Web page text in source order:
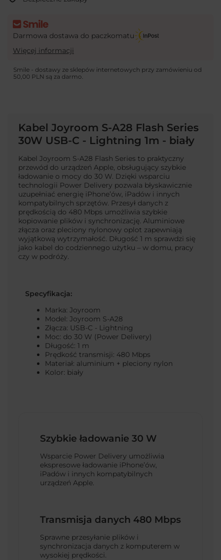
Darmowa dostawa do paczkomatu
Więcej informacji
Smile - dostawy ze sklepów internetowych przy zamówieniu od
50,00 PLN są za darmo.
Kabel Joyroom S-A28 Flash Series
30W USB-C - Lightning 1m - biały
Kabel Joyroom S-A28 Flash Series to praktyczny
przewód do urządzeń Apple, obsługujący szybkie
ładowanie o mocy do 30 W. Dzięki wsparciu
technologii Power Delivery pozwala błyskawicznie
uzupełniać energię iPhone’ów, iPadów i innych
kompatybilnych sprzętów. Przesył danych z
prędkością do 480 Mbps umożliwia szybkie
kopiowanie plików i synchronizację. Aluminiowe
złącza oraz pleciony nylonowy oplot zapewniają
wyjątkową wytrzymałość. Długość 1 m sprawdzi się
jako kabel do codziennego użytku – w domu, pracy
czy w podróży.
Specyfikacja:
Marka: Joyroom
Model: Joyroom S-A28
Złącza: USB-C - Lightning
Moc: do 30 W (Power Delivery)
Długość: 1 m
Prędkość transmisji: 480 Mbps
Materiał: aluminium + pleciony nylon
Kolor: biały
Szybkie ładowanie 30 W
Wsparcie Power Delivery umożliwia
ekspresowe ładowanie iPhone’ów,
iPadów i innych kompatybilnych
urządzeń Apple.
Transmisja danych 480 Mbps
Sprawne przesyłanie plików i
synchronizacja danych z komputerem w
wysokiej prędkości.